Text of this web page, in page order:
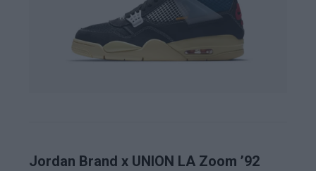
Jordan Brand x UNION LA Zoom ’92